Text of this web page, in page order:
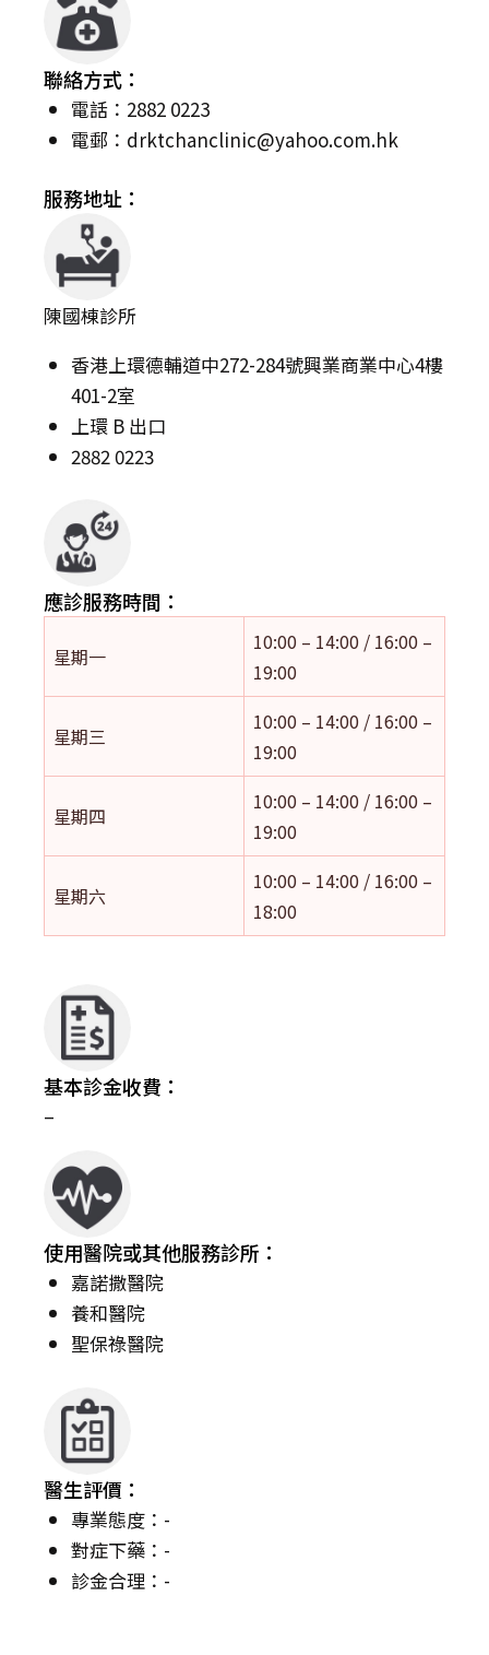
聯絡方式：
電話：2882 0223
電郵： drktchanclinic@yahoo.com.hk
服務地址：
陳國棟診所
香港上環德輔道中272-284號興業商業中心4樓
401-2室
上環 B 出口
2882 0223
應診服務時間：
星期一
10:00 – 14:00 / 16:00 –
19:00
星期三
10:00 – 14:00 / 16:00 –
19:00
星期四
10:00 – 14:00 / 16:00 –
19:00
星期六
10:00 – 14:00 / 16:00 –
18:00
基本診金收費：
–
使用醫院或其他服務診所：
嘉諾撒醫院
養和醫院
聖保祿醫院
醫生評價：
專業態度：-
對症下藥：-
診金合理：-